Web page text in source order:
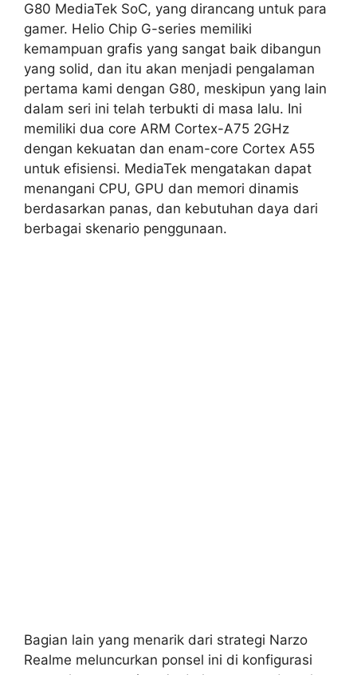
G80 MediaTek SoC, yang dirancang untuk para
gamer. Helio Chip G-series memiliki
kemampuan grafis yang sangat baik dibangun
yang solid, dan itu akan menjadi pengalaman
pertama kami dengan G80, meskipun yang lain
dalam seri ini telah terbukti di masa lalu. Ini
memiliki dua core ARM Cortex-A75 2GHz
dengan kekuatan dan enam-core Cortex A55
untuk efisiensi. MediaTek mengatakan dapat
menangani CPU, GPU dan memori dinamis
berdasarkan panas, dan kebutuhan daya dari
berbagai skenario penggunaan.
Bagian lain yang menarik dari strategi Narzo
Realme meluncurkan ponsel ini di konfigurasi